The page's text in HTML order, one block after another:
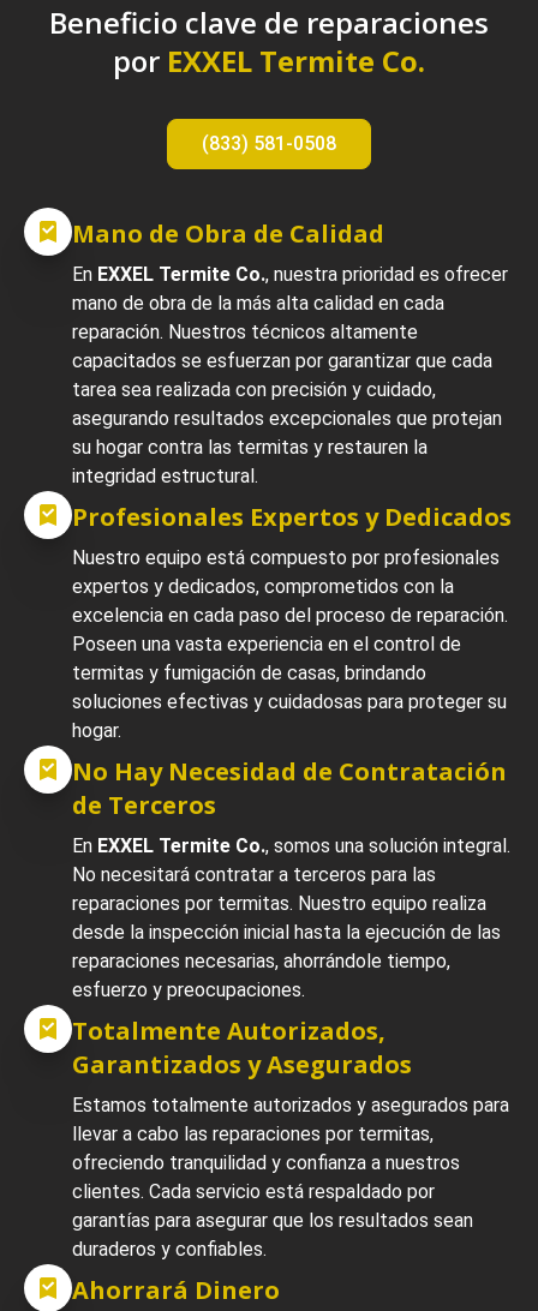
Beneficio clave de reparaciones
por EXXEL Termite Co.
(833) 581-0508
Mano de Obra de Calidad
En EXXEL Termite Co., nuestra prioridad es ofrecer
mano de obra de la más alta calidad en cada
reparación. Nuestros técnicos altamente
capacitados se esfuerzan por garantizar que cada
tarea sea realizada con precisión y cuidado,
asegurando resultados excepcionales que protejan
su hogar contra las termitas y restauren la
integridad estructural.
Profesionales Expertos y Dedicados
Nuestro equipo está compuesto por profesionales
expertos y dedicados, comprometidos con la
excelencia en cada paso del proceso de reparación.
Poseen una vasta experiencia en el control de
termitas y fumigación de casas, brindando
soluciones efectivas y cuidadosas para proteger su
hogar.
No Hay Necesidad de Contratación
de Terceros
En EXXEL Termite Co., somos una solución integral.
No necesitará contratar a terceros para las
reparaciones por termitas. Nuestro equipo realiza
desde la inspección inicial hasta la ejecución de las
reparaciones necesarias, ahorrándole tiempo,
esfuerzo y preocupaciones.
Totalmente Autorizados,
Garantizados y Asegurados
Estamos totalmente autorizados y asegurados para
llevar a cabo las reparaciones por termitas,
ofreciendo tranquilidad y confianza a nuestros
clientes. Cada servicio está respaldado por
garantías para asegurar que los resultados sean
duraderos y confiables.
Ahorrará Dinero